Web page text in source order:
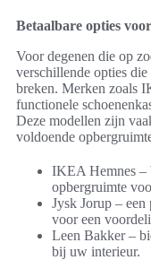
Betaalbare opties
Voor degenen die op
verschillende opties
breken. Merken zoals
functionele
Deze modellen zijn
voldoende
IKEA Hemnes –
opbergruimte
Jysk Jorup – een
voor een
Leen Bakker –
bij uw interieur.